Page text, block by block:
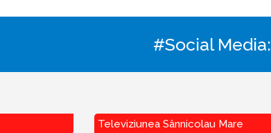
#Social Media:
Televiziunea Sânnicolau Mare